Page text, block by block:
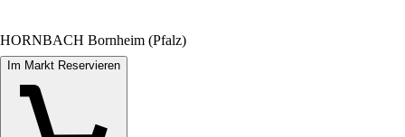
HORNBACH Bornheim (Pfalz)
Im Markt Reservieren